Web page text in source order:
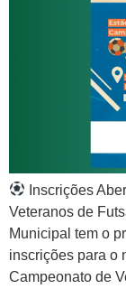
Inscrições
Veteranos de
Municipal tem o
inscrições para o
Campeonato de